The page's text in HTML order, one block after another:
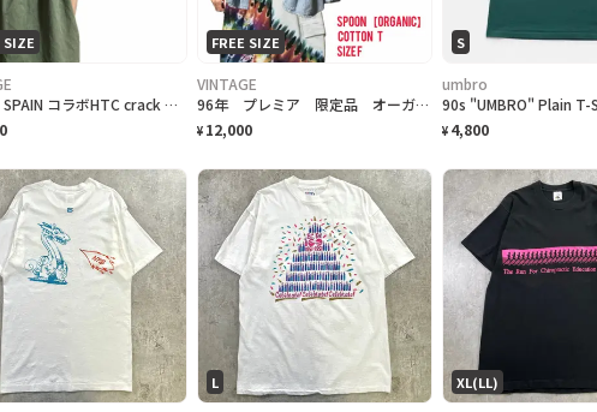
SIZE
90-00S SPAIN コラボHTC crack ワッペンビックロゴ55STG T
FREE SIZE
VINTAGE
96年 プレミア 限定品 オーガニックコットン M.ジョンソン復帰記念 T. F
¥ 12,000
S
umbro
¥ 4,800
L XL(LL)